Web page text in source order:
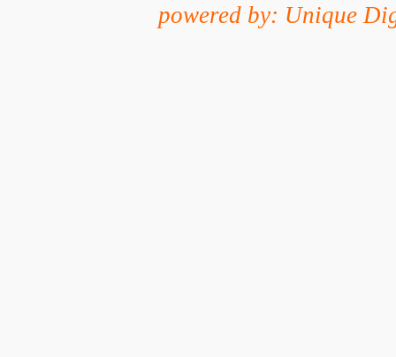
powered by: Unique